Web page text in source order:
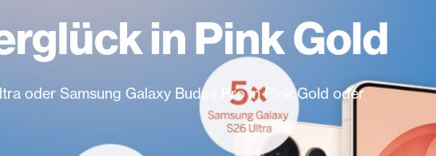
in Pink Gold
oder Samsung Galaxy Buds4 Pro in Pink Gold oder